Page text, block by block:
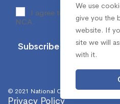
I agree to receive
NCA.
© 2021 National Communications
Privacy Policy
We use
give you the
website. If
site we will
with it.